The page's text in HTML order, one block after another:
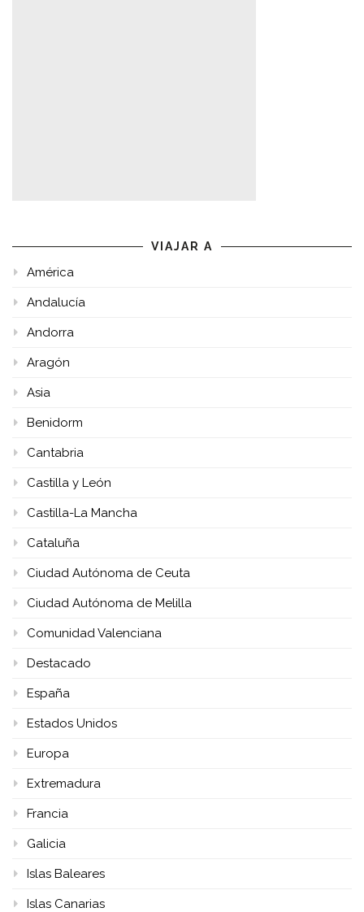
VIAJAR A
América
Andalucía
Andorra
Aragón
Asia
Benidorm
Cantabria
Castilla y León
Castilla-La Mancha
Cataluña
Ciudad Autónoma de Ceuta
Ciudad Autónoma de Melilla
Comunidad Valenciana
Destacado
España
Estados Unidos
Europa
Extremadura
Francia
Galicia
Islas Baleares
Islas Canarias